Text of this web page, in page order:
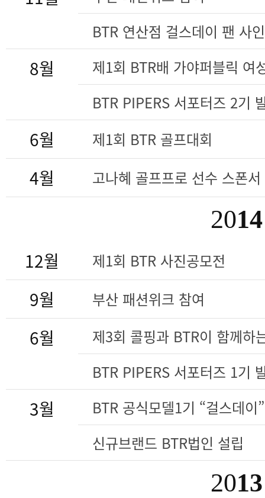
BTR 연산점 걸스데이 팬 사
8월
제1회 BTR배 가야퍼블릭 여
BTR PIPERS 서포터즈 2기
6월 제1회 BTR 골프대회
4월 고나혜 골프프로 선수 스폰
2014
12월 제1회 BTR 사진공모전
9월 부산 패션위크 참여
6월
제3회 콜핑과 BTR이 함께하
BTR PIPERS 서포터즈 1기
3월
BTR 공식모델1기 “걸스데이”
신규브랜드 BTR법인 설립
2013